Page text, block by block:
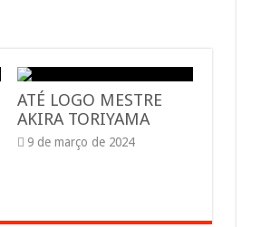
ATÉ LOGO MESTRE
AKIRA TORIYAMA
9 de março de 2024